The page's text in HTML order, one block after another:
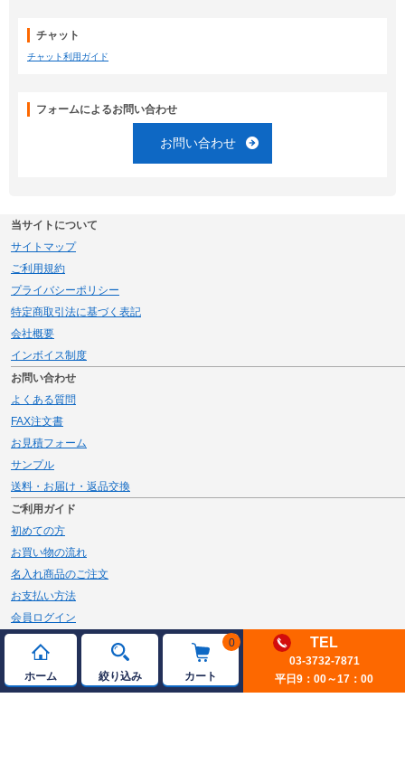
ホーム 絞り込み
0
カート
TEL
03-3732-7871
平日9：00～17：00
チャット
チャット利用ガイド
フォームによるお問い合わせ
お問い合わせ
当サイトについて
サイトマップ
ご利用規約
プライバシーポリシー
特定商取引法に基づく表記
会社概要
インボイス制度
お問い合わせ
よくある質問
FAX注文書
お見積フォーム
サンプル
送料・お届け・返品交換
ご利用ガイド
初めての方
お買い物の流れ
名入れ商品のご注文
お支払い方法
会員ログイン
メルマガ登録
新規会員登録
ページトップへ